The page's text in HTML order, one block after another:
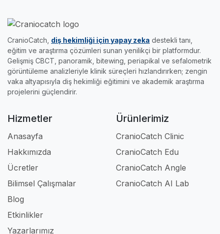
CranioCatch, diş hekimliği için yapay zeka destekli tanı,
eğitim ve araştırma çözümleri sunan yenilikçi bir platformdur.
Gelişmiş CBCT, panoramik, bitewing, periapikal ve sefalometrik
görüntüleme analizleriyle klinik süreçleri hızlandırırken; zengin
vaka altyapısıyla diş hekimliği eğitimini ve akademik araştırma
projelerini güçlendirir.
Hizmetler
Anasayfa
Hakkımızda
Ücretler
Bilimsel Çalışmalar
Blog
Etkinlikler
Yazarlarımız
Ürünlerimiz
CranioCatch Clinic
CranioCatch Edu
CranioCatch Angle
CranioCatch AI Lab